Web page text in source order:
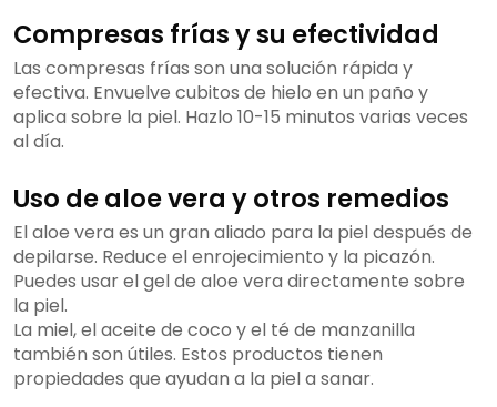
Compresas frías y su efectividad
Las compresas frías son una solución rápida y
efectiva. Envuelve cubitos de hielo en un paño y
aplica sobre la piel. Hazlo 10-15 minutos varias veces
al día.
Uso de aloe vera y otros remedios
El aloe vera es un gran aliado para la piel después de
depilarse. Reduce el enrojecimiento y la picazón.
Puedes usar el gel de aloe vera directamente sobre
la piel.
La miel, el aceite de coco y el té de manzanilla
también son útiles. Estos productos tienen
propiedades que ayudan a la piel a sanar.